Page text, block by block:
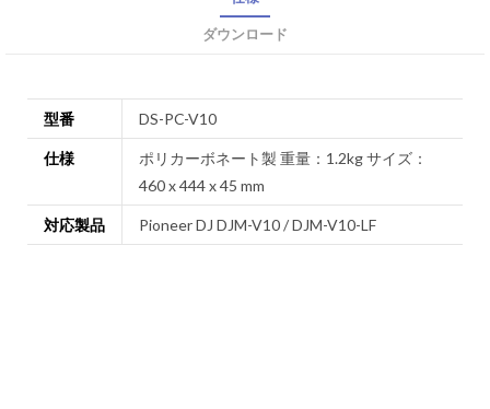
ダウンロード
型番 DS-PC-V10
仕様
ポリカーボネート製 重量：1.2kg サイズ：
460 x 444 x 45 mm
対応製品 Pioneer DJ DJM-V10 / DJM-V10-LF